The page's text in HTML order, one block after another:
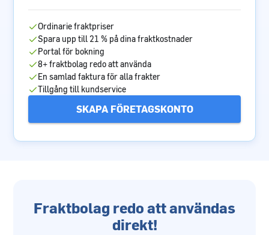
Ordinarie fraktpriser
Spara upp till 21 % på dina fraktkostnader
Portal för bokning
8+ fraktbolag redo att använda
En samlad faktura för alla frakter
Tillgång till kundservice
SKAPA FÖRETAGSKONTO
Fraktbolag redo att användas
direkt!